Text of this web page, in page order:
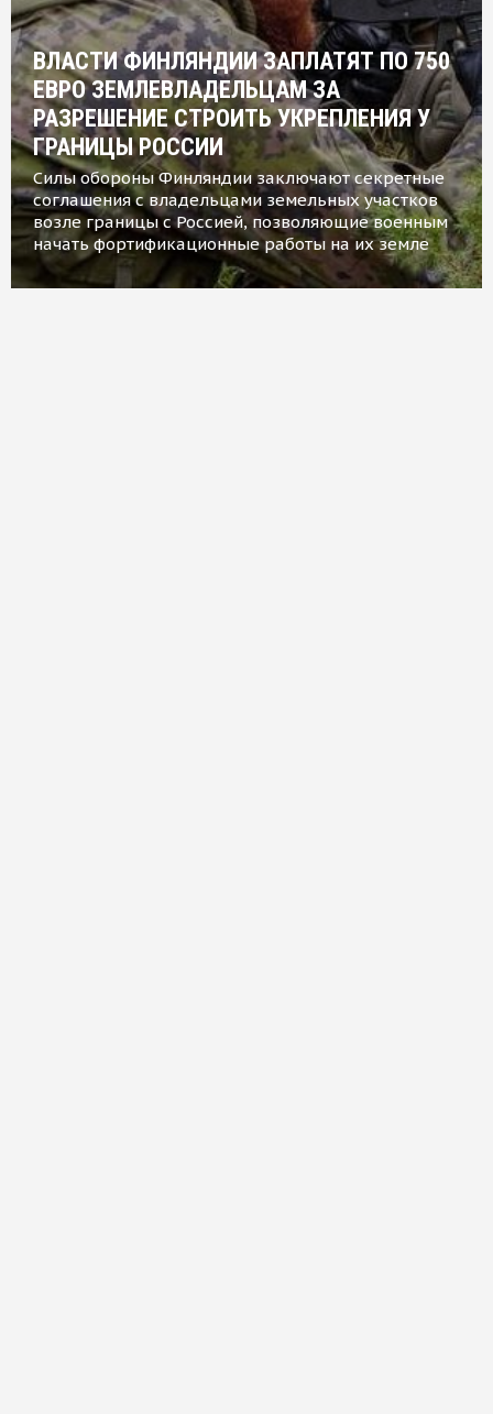
ВЛАСТИ ФИНЛЯНДИИ ЗАПЛАТЯТ ПО 750
ЕВРО ЗЕМЛЕВЛАДЕЛЬЦАМ ЗА
РАЗРЕШЕНИЕ СТРОИТЬ УКРЕПЛЕНИЯ У
ГРАНИЦЫ РОССИИ
Силы обороны Финляндии заключают секретные
соглашения с владельцами земельных участков
возле границы с Россией, позволяющие военным
начать фортификационные работы на их земле